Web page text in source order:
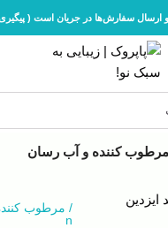
ارسال سفارش‌ها در جریان است (
مرطوب کننده و آب رسان
تصویر
/ مرطوب
n